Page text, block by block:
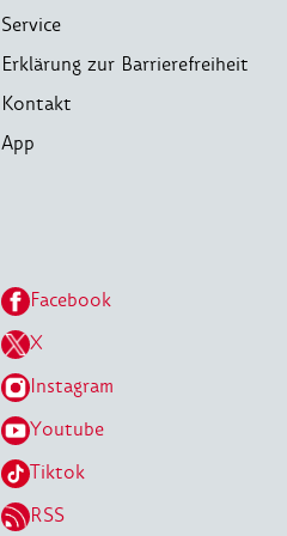
Service
Erklärung zur Barrierefreiheit
Kontakt
App
Facebook
X
Instagram
Youtube
Tiktok
RSS